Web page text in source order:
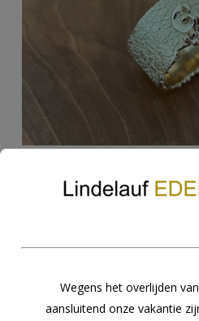
Wegens het overlijden
aansluitend onze vakantie